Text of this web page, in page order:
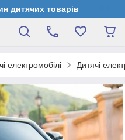
дитячих товарів
електромобілі Дитячі